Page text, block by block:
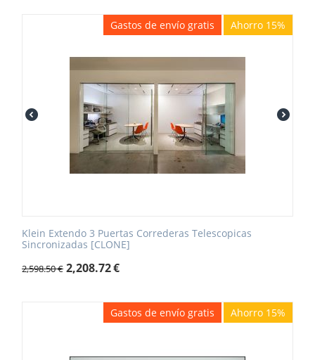
Gastos de envío gratis Ahorro 15%
Klein Extendo 3 Puertas Correderas Telescopicas
Sincronizadas [CLONE]
2,598.50€ 2,208.72€
Gastos de envío gratis Ahorro 15%